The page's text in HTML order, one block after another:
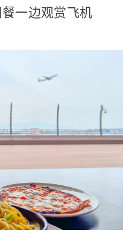
一边观赏飞机